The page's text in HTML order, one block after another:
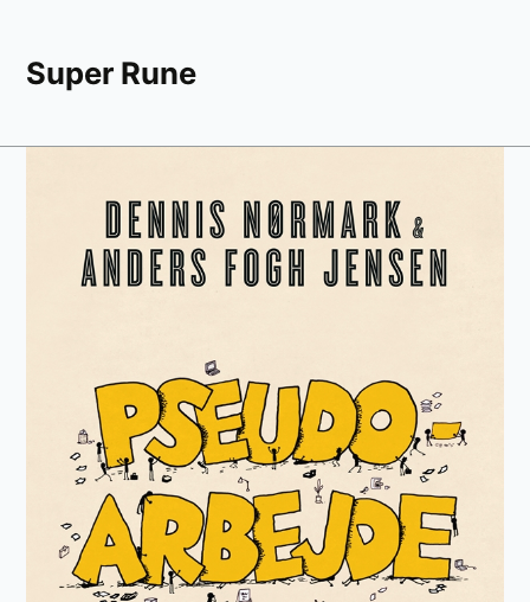
Super Rune